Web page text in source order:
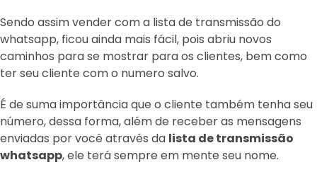
Sendo assim vender com a lista de transmissão do
whatsapp, ficou ainda mais fácil, pois abriu novos
caminhos para se mostrar para os clientes, bem como
ter seu cliente com o numero salvo.
É de suma importância que o cliente também tenha seu
número, dessa forma, além de receber as mensagens
enviadas por você através da lista de transmissão
whatsapp, ele terá sempre em mente seu nome.